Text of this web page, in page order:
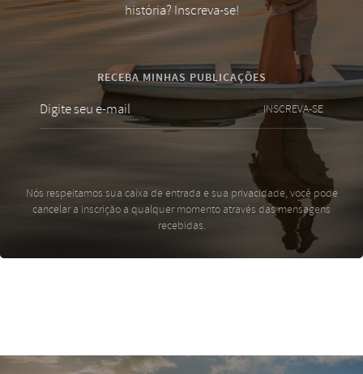
história? Inscreva-se!
RECEBA MINHAS PUBLICAÇÕES
INSCREVA-SE
Nós respeitamos sua caixa de entrada e sua privacidade, você pode
cancelar a inscrição a qualquer momento através das mensagens
recebidas.